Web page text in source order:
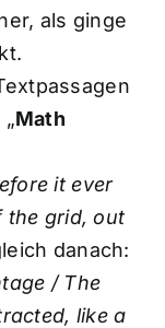
als ginge
Math
it ever
the grid, out
danach:
/ The
like a